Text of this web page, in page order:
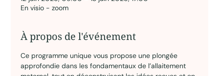
En visio - zoom
À propos de l'événement
Ce programme unique vous propose une plongée
approfondie dans les fondamentaux de l’allaitement